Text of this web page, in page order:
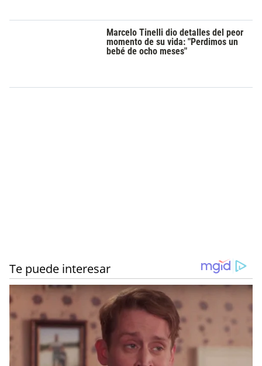
Marcelo Tinelli dio detalles del peor
momento de su vida: "Perdimos un
bebé de ocho meses"